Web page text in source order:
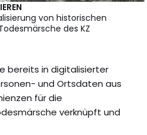
von historischen
des KZ
bereits in digitalisierter
und Ortsdaten aus
für die
verknüpft und